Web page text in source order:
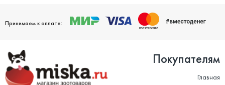
Принимаем к оплате:
Покупателям
Главная